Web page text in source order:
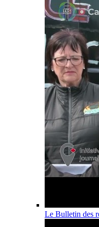
Le Bulletin des